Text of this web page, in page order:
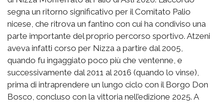
segna un ritorno significativo per il Comitato Palio
nicese, che ritrova un fantino con cui ha condiviso una
parte importante del proprio percorso sportivo. Atzeni
aveva infatti corso per Nizza a partire dal 2005,
quando fu ingaggiato poco più che ventenne, e
successivamente dal 2011 al 2016 (quando lo vinse),
prima di intraprendere un lungo ciclo con il Borgo Don
Bosco, concluso con la vittoria nell’edizione 2025. A